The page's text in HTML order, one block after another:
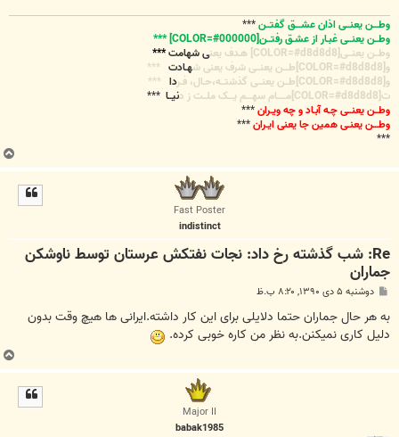
وطـــن یعنــی اذان عشـــق گفتــن***
وطــن یعنــی غبـار از عشـق رفتــن[COLOR=#000000] ***
وطــن یعنــی[COLOR=#d8d8d8] هـدف یعن
ی شهامت***
و[COLOR=#d8d8d8]طـــن یعنــی شرف یعنی ش
هـادت***
و[COLOR=#d8d8d8]طــن یعنــی گذشتــه،حـال، فـر
دا***
ت[COLOR=#d8d8d8]مـــــام سهـــم یـــک ملــت ز د
نیــا***
وطــن یعنــی چـه آبـاد و چه ویـران***
وطـــن یعنـی همین جا یعنی ایـران***
***
ب
ا
Fast Poster
indistinct
Re: شب گذشته رخ داد: نجات نفتکش عرستان توسط ناوشکن
جماران
پ
ت
دوشنبه ۵ دی ۱۳۹۰, ۸:۲۰ ب.ظ
به هر حال جماران حتما دلایلی برای این کار داشته.ایرانی ها هیچ وقت بدون
دلیل کاری نمیکنن.به نظر من کاره خوبی کرده.
ب
ا
Major II
babak1985